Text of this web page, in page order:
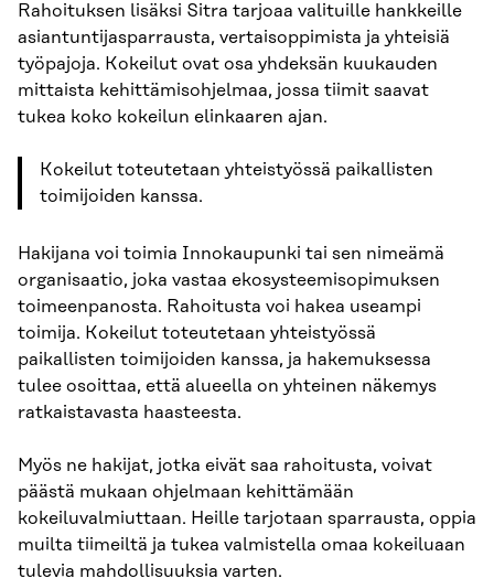
Rahoituksen lisäksi Sitra tarjoaa valituille hankkeille
asiantuntijasparrausta, vertaisoppimista ja yhteisiä
työpajoja. Kokeilut ovat osa yhdeksän kuukauden
mittaista kehittämisohjelmaa, jossa tiimit saavat
tukea koko kokeilun elinkaaren ajan.
Kokeilut toteutetaan yhteistyössä paikallisten
toimijoiden kanssa.
Hakijana voi toimia Innokaupunki tai sen nimeämä
organisaatio, joka vastaa ekosysteemisopimuksen
toimeenpanosta. Rahoitusta voi hakea useampi
toimija. Kokeilut toteutetaan yhteistyössä
paikallisten toimijoiden kanssa, ja hakemuksessa
tulee osoittaa, että alueella on yhteinen näkemys
ratkaistavasta haasteesta.
Myös ne hakijat, jotka eivät saa rahoitusta, voivat
päästä mukaan ohjelmaan kehittämään
kokeiluvalmiuttaan. Heille tarjotaan sparrausta, oppia
muilta tiimeiltä ja tukea valmistella omaa kokeiluaan
tulevia mahdollisuuksia varten.